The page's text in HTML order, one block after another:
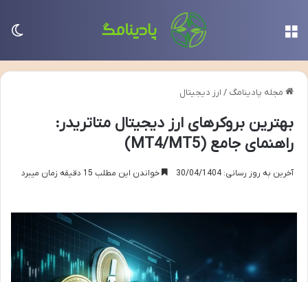
مجله پادینامگ / ارز دیجیتال
بهترین بروکرهای ارز دیجیتال متاتریدر:
راهنمای جامع (MT4/MT5)
آخرین به روز رسانی: 30/04/1404 خواندن این مطلب 15 دقیقه زمان میبرد